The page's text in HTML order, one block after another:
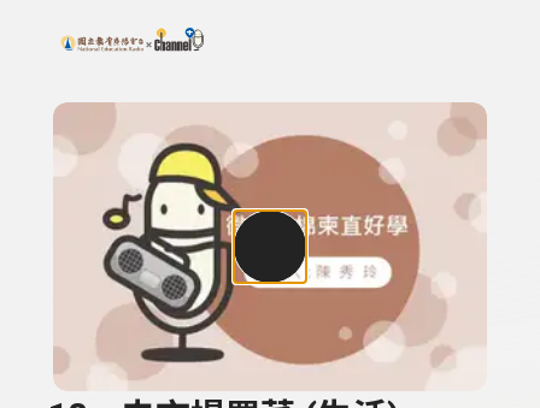
上方功能區塊
搜尋關鍵字：可輸入節目名稱、主持人或關鍵字